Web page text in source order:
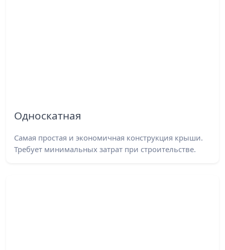
Односкатная
Самая простая и экономичная конструкция крыши.
Требует минимальных затрат при строительстве.